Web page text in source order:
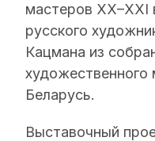
мастеров XX–XXI
русского
Кацмана из
художественного
Беларусь.
Выставочный